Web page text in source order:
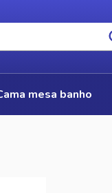
cama mesa banho